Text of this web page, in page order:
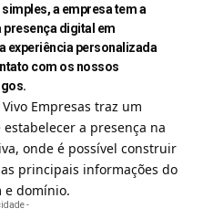
a empresa tem a
digital em
experiência personalizada
com os nossos
Vivo Empresas traz um
a presença na
onde é possível construir
principais informações do
e domínio.
-